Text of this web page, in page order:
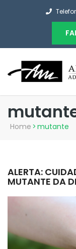
Home > mutante
ALERTA:
MUTANTE DA